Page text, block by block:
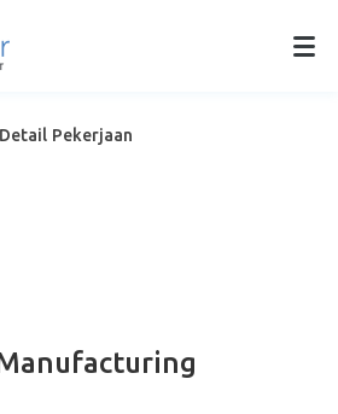
Detail Pekerjaan